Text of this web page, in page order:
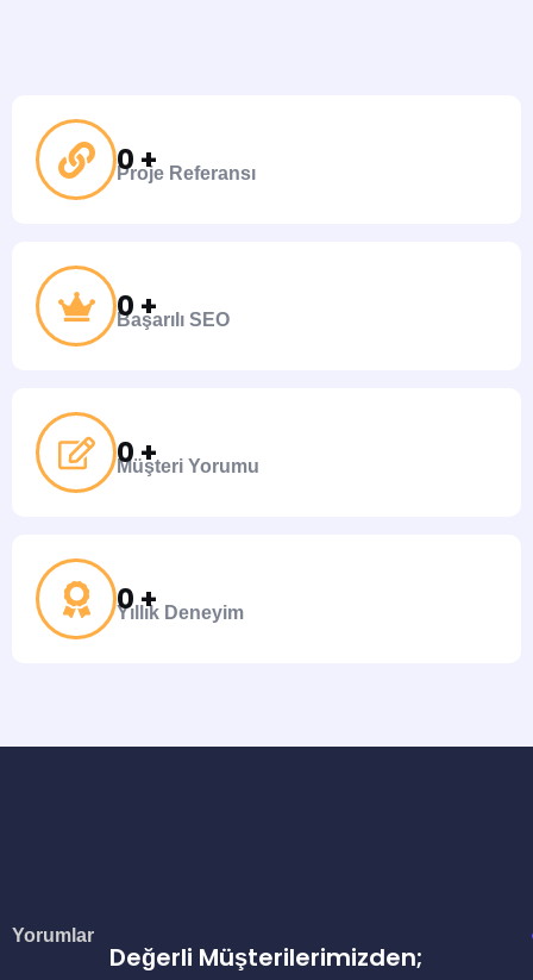
Proje Referansı
0 +
Başarılı SEO
0 +
Müşteri Yorumu
0 +
Yıllık Deneyim
0 +
Yorumlar
Değerli Müşterilerimizden;